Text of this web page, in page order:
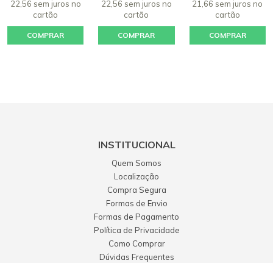
22,56 sem juros no
cartão
COMPRAR
22,56 sem juros no
cartão
COMPRAR
21,66 sem jurosno
cartão
COMPRAR
INSTITUCIONAL
Quem Somos
Localização
Compra Segura
Formas de Envio
Formas de Pagamento
Política de Privacidade
Como Comprar
Dúvidas Frequentes